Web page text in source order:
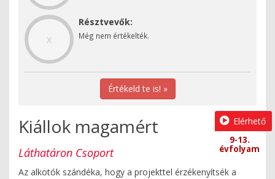
x
Résztvevők:
Még nem értékelték.
Értékeld te is! »
Kiállok magamért
Láthatáron Csoport
Az alkotók szándéka, hogy a projekttel érzékenyítsék a
Elérhető
9-13.
évfolyam